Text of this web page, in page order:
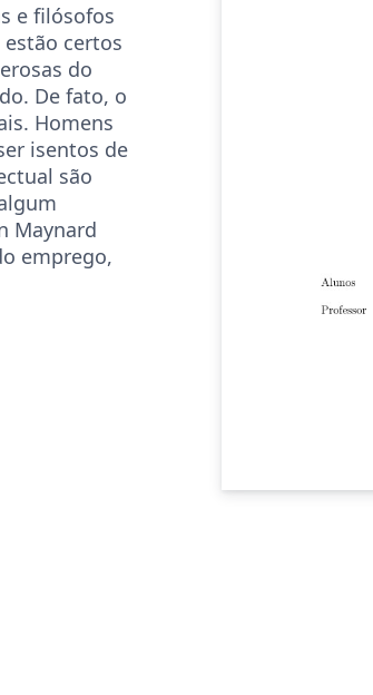
e filósofos
certos
do
De fato, o
Homens
isentos de
são
Maynard
emprego,